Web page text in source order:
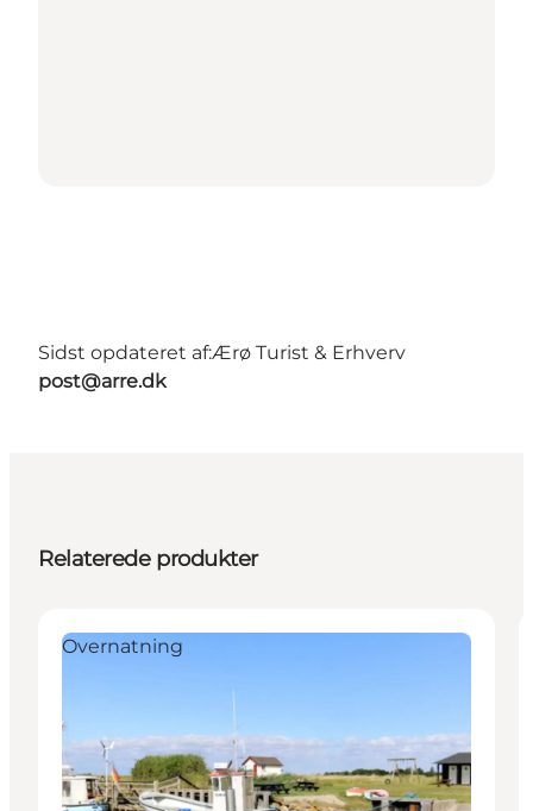
Sidst opdateret af:Ærø Turist & Erhverv
post@arre.dk
Relaterede produkter
Overnatning